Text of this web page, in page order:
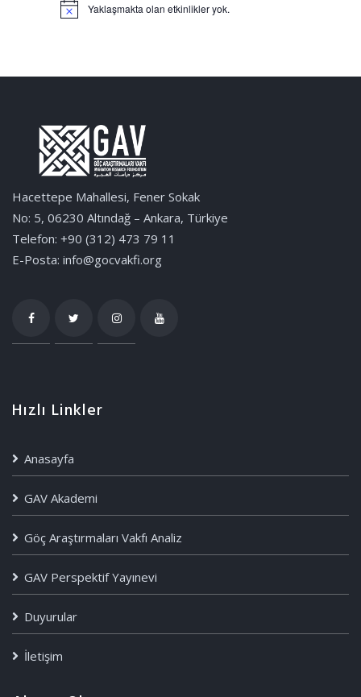
Notice Yaklaşmakta olan etkinlikler yok.
Hacettepe Mahallesi, Fener Sokak
No: 5, 06230 Altındağ – Ankara, Türkiye
Telefon: +90 (312) 473 79 11
E-Posta: info@gocvakfi.org
Hızlı Linkler
Anasayfa
GAV Akademi
Göç Araştırmaları Vakfı Analiz
GAV Perspektif Yayınevi
Duyurular
İletişim